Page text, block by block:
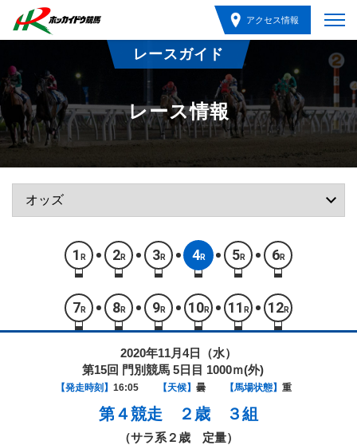
アクセス情報
レースガイド
レース情報
1 R 2R 3R 4R 5R 6R
7 R 8R 9R 10R 11 R 12R
2020年11月4日（水）
第15回 門別競馬 5日目 1000ｍ(外)
【発走時刻】 16:05 【天候】 曇 【馬場状態】 重
第４競走 ２歳 ３組
（サラ系２歳 定量）